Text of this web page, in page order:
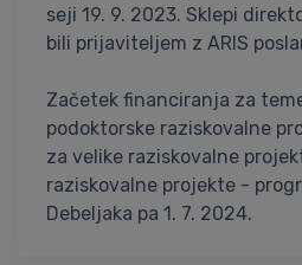
seji 19. 9. 2023. Sklepi
bili prijaviteljem z ARIS
Začetek financiranja za
podoktorske raziskovalne
za velike raziskovalne
raziskovalne projekte -
Debeljaka pa 1. 7. 2024.